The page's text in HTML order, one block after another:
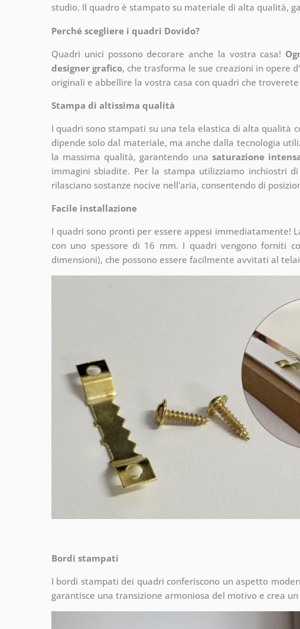
studio. Il quadro è stampato su materiale di alta qualità,
Perché scegliere i quadri Dovido?
Quadri unici possono decorare anche la vostra casa!
designer grafico, che trasforma le sue creazioni in opere
originali e abbellire la vostra casa con quadri che
Stampa di altissima qualità
I quadri sono stampati su una tela elastica di alta qualità
dipende solo dal materiale, ma anche dalla tecnologia
la massima qualità, garantendo una saturazione
immagini sbiadite. Per la stampa utilizziamo inchiostri
rilasciano sostanze nocive nell'aria, consentendo di
Facile installazione
I quadri sono pronti per essere appesi immediatamente!
con uno spessore di 16 mm. I quadri vengono forniti
dimensioni), che possono essere facilmente avvitati al
Bordi stampati
I bordi stampati dei quadri conferiscono un aspetto
garantisce una transizione armoniosa del motivo e crea